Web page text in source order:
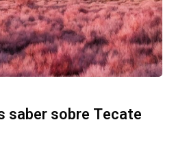
saber sobre Tecate